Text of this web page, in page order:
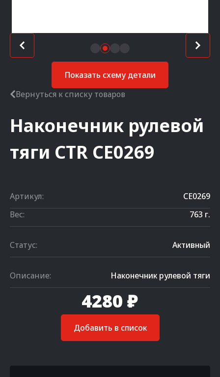
Показать схему детали
Вернуться к списку товаров
Наконечник рулевой
тяги CTR CE0269
Артикул:
CE0269
Вес:
763 г.
Статус: Активный
Описание: Наконечник рулевой тяги
4280 ₽
Добавить в список